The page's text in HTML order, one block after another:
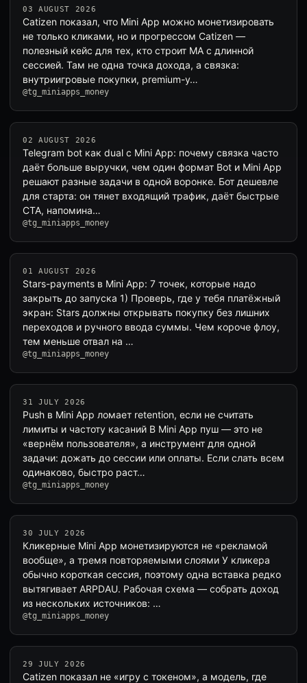
03 AUGUST 2026
Catizen показал, что Mini App можно монетизировать
не только кликами, но и прогрессом Catizen —
полезный кейс для тех, кто строит MA с длинной
сессией. Там не одна точка дохода, а связка:
внутриигровые покупки, premium-у…
@tg_miniapps_money
02 AUGUST 2026
Telegram bot как dual с Mini App: почему связка часто
даёт больше выручки, чем один формат Bot и Mini App
решают разные задачи в одной воронке. Бот дешевле
для старта: он тянет входящий трафик, даёт быстрые
CTA, напомина…
@tg_miniapps_money
01 AUGUST 2026
Stars-payments в Mini App: 7 точек, которые надо
закрыть до запуска 1) Проверь, где у тебя платёжный
экран: Stars должны открывать покупку без лишних
переходов и ручного ввода суммы. Чем короче флоу,
тем меньше отвал на …
@tg_miniapps_money
31 JULY 2026
Push в Mini App ломает retention, если не считать
лимиты и частоту касаний В Mini App пуш — это не
«вернём пользователя», а инструмент для одной
задачи: дожать до сессии или оплаты. Если слать всем
одинаково, быстро раст…
@tg_miniapps_money
30 JULY 2026
Кликерные Mini App монетизируются не «рекламой
вообще», а тремя повторяемыми слоями У кликера
обычно короткая сессия, поэтому одна вставка редко
вытягивает ARPDAU. Рабочая схема — собрать доход
из нескольких источников: …
@tg_miniapps_money
29 JULY 2026
Catizen показал не «игру с токеном», а модель, где